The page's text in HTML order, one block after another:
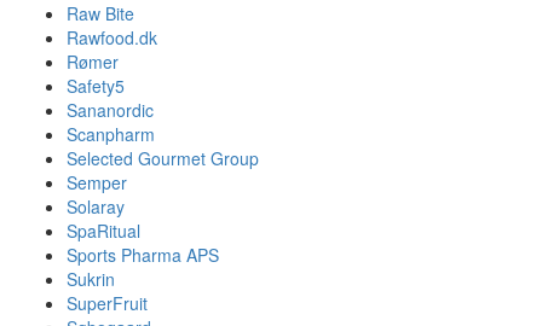
Raw Bite
Rawfood.dk
Rømer
Safety5
Sananordic
Scanpharm
Selected Gourmet Group
Semper
Solaray
SpaRitual
Sports Pharma APS
Sukrin
SuperFruit